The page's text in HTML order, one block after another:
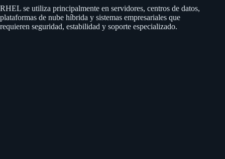
RHEL se utiliza principalmente en servidores, centros de datos,
plataformas de nube híbrida y sistemas empresariales que
requieren seguridad, estabilidad y soporte especializado.